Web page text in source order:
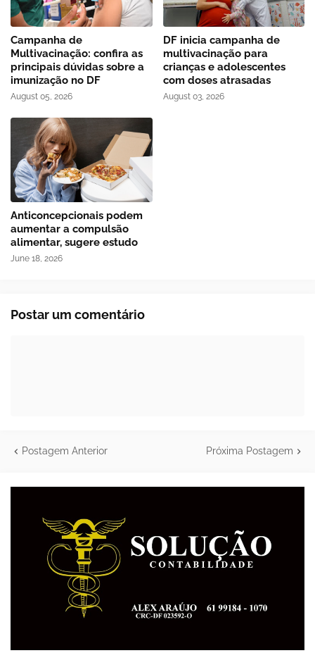
Campanha de
Multivacinação: confira as
principais dúvidas sobre a
imunização no DF
August 05, 2026
DF inicia campanha de
multivacinação para
crianças e adolescentes
com doses atrasadas
August 03, 2026
Anticoncepcionais podem
aumentar a compulsão
alimentar, sugere estudo
June 18, 2026
Postar um comentário
Postagem Anterior Próxima Postagem